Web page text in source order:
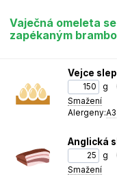
Vaječná omeleta
zapékaným
Vaječná omeleta se
1 Přípravaomelety
3 Na pánvi
Usmažíme omeletu
Vejce
g
Smažení
Alergeny:A3
Anglická
g
Smažení